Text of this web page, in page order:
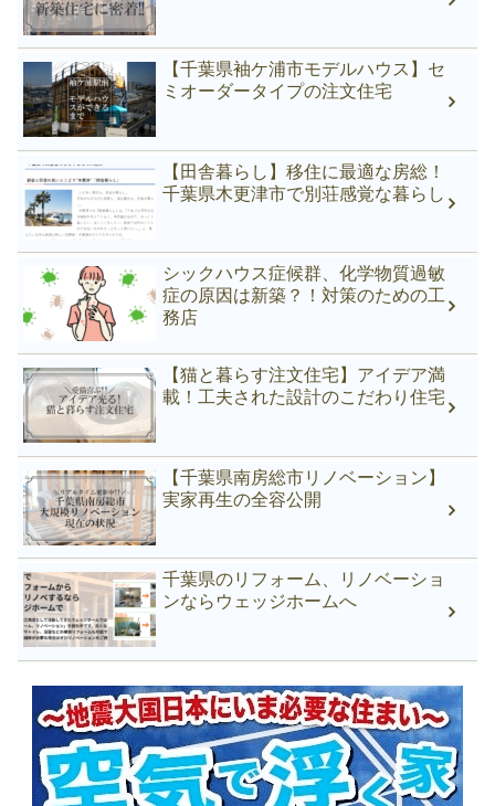
【千葉県袖ケ浦市モデルハウス】セ
ミオーダータイプの注文住宅
【田舎暮らし】移住に最適な房総！
千葉県木更津市で別荘感覚な暮らし
シックハウス症候群、化学物質過敏
症の原因は新築？！対策のための工
務店
【猫と暮らす注文住宅】アイデア満
載！工夫された設計のこだわり住宅
【千葉県南房総市リノベーション】
実家再生の全容公開
千葉県のリフォーム、リノベーショ
ンならウェッジホームへ